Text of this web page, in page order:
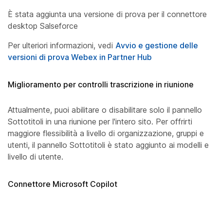
È stata aggiunta una versione di prova per il connettore
desktop Salseforce
Per ulteriori informazioni, vedi Avvio e gestione delle
versioni di prova Webex in Partner Hub
Miglioramento per controlli trascrizione in riunione
Attualmente, puoi abilitare o disabilitare solo il pannello
Sottotitoli in una riunione per l'intero sito. Per offrirti
maggiore flessibilità a livello di organizzazione, gruppi e
utenti, il pannello Sottotitoli è stato aggiunto ai modelli e a
livello di utente.
Connettore Microsoft Copilot